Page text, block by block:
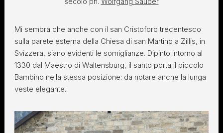
Mi sembra che anche con il san Cristoforo trecentesco
sulla parete esterna della Chiesa di san Martino a Zillis, in
Svizzera, siano evidenti le somiglianze. Dipinto intorno al
1330 dal Maestro di Waltensburg, il santo porta il piccolo
Bambino nella stessa posizione: da notare anche la lunga
veste elegante.